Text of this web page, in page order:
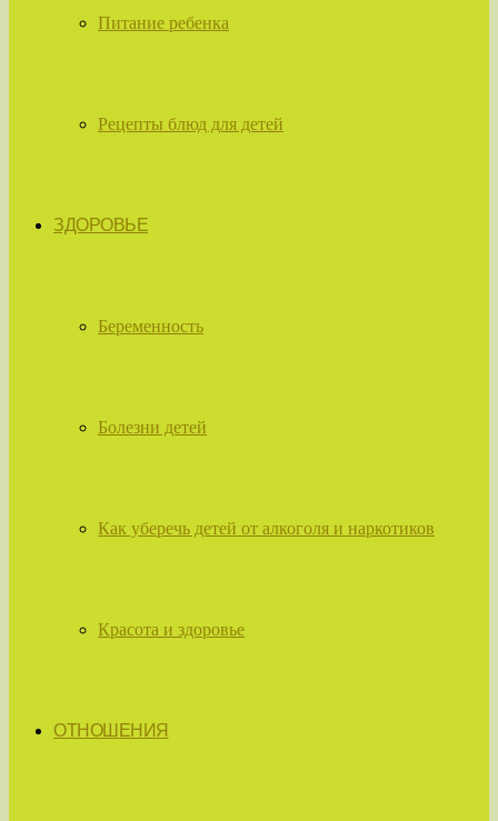
Питание ребенка
Рецепты блюд для детей
ЗДОРОВЬЕ
Беременность
Болезни детей
Как уберечь детей от алкоголя и наркотиков
Красота и здоровье
ОТНОШЕНИЯ